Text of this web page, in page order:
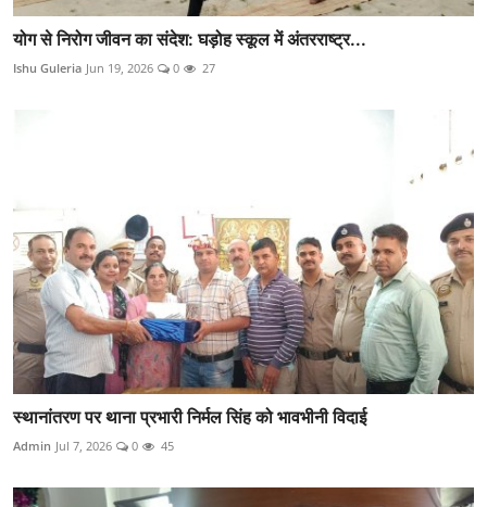
योग से निरोग जीवन का संदेश: घड़ोह स्कूल में अंतरराष्ट्र...
Ishu Guleria Jun 19, 2026 0 27
स्थानांतरण पर थाना प्रभारी निर्मल सिंह को भावभीनी विदाई
Admin Jul 7, 2026 0 45